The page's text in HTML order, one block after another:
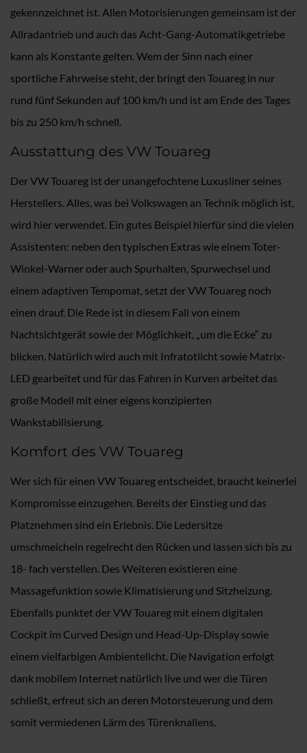
gekennzeichnet ist. Allen Motorisierungen gemeinsam ist der
Allradantrieb und auch das Acht-Gang-Automatikgetriebe
kann als Konstante gelten. Wem der Sinn nach einer
sportliche Fahrweise steht, der bringt den Touareg in nur
rund fünf Sekunden auf 100 km/h und ist am Ende des Tages
bis zu 250 km/h schnell.
Ausstattung des VW Touareg
Der VW Touareg ist der unangefochtene Luxusliner seines
Herstellers. Alles, was bei Volkswagen an Technik möglich ist,
wird hier verwendet. Ein gutes Beispiel hierfür sind die vielen
Assistenten: neben den typischen Extras wie einem Toter-
Winkel-Warner oder auch Spurhalten, Spurwechsel und
einem adaptiven Tempomat, setzt der VW Touareg noch
einen drauf. Die Rede ist in diesem Fall von einem
Nachtsichtgerät sowie der Möglichkeit, „um die Ecke“ zu
blicken. Natürlich wird auch mit Infratotlicht sowie Matrix-
LED gearbeitet und für das Fahren in Kurven arbeitet das
große Modell mit einer eigens konzipierten
Wankstabilisierung.
Komfort des VW Touareg
Wer sich für einen VW Touareg entscheidet, braucht keinerlei
Kompromisse einzugehen. Bereits der Einstieg und das
Platznehmen sind ein Erlebnis. Die Ledersitze
umschmeicheln regelrecht den Rücken und lassen sich bis zu
18- fach verstellen. Des Weiteren existieren eine
Massagefunktion sowie Klimatisierung und Sitzheizung.
Ebenfalls punktet der VW Touareg mit einem digitalen
Cockpit im Curved Design und Head-Up-Display sowie
einem vielfarbigen Ambientelicht. Die Navigation erfolgt
dank mobilem Internet natürlich live und wer die Türen
schließt, erfreut sich an deren Motorsteuerung und dem
somit vermiedenen Lärm des Türenknallens.